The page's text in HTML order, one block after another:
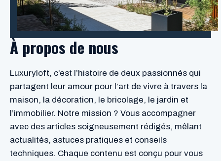
À propos de nous
Luxuryloft, c’est l’histoire de deux passionnés qui
partagent leur amour pour l’art de vivre à travers la
maison, la décoration, le bricolage, le jardin et
l’immobilier. Notre mission ? Vous accompagner
avec des articles soigneusement rédigés, mêlant
actualités, astuces pratiques et conseils
techniques. Chaque contenu est conçu pour vous